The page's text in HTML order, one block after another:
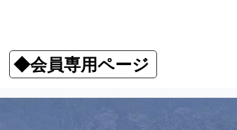
◆会員専用ページ